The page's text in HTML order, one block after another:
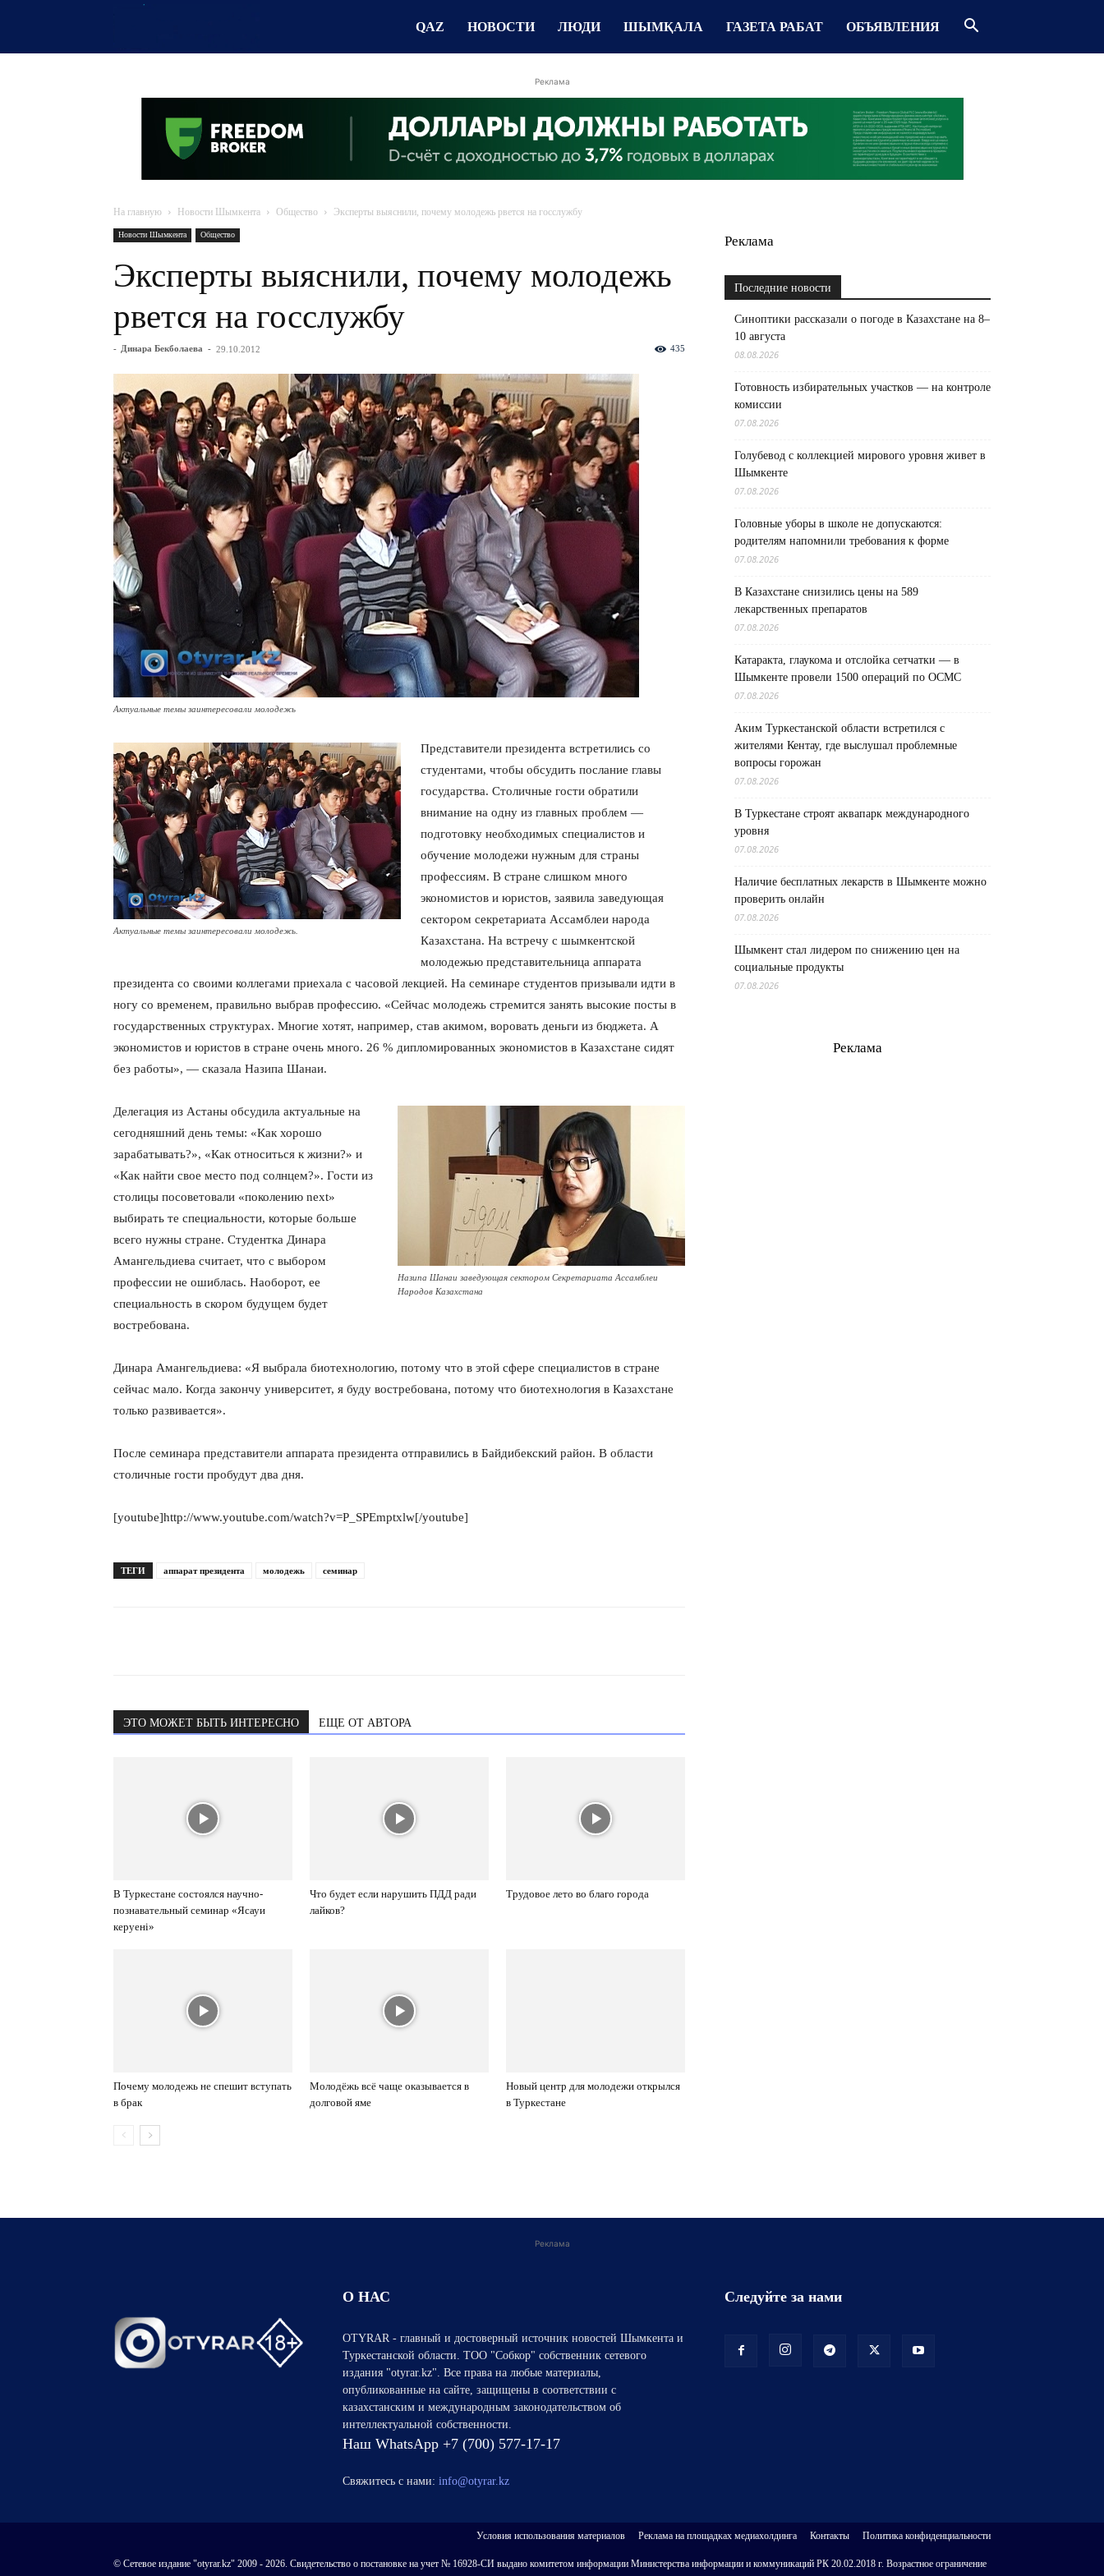
QAZ НОВОСТИ ЛЮДИ ШЫМҚАЛА ГАЗЕТА РАБАТ ОБЪЯВЛЕНИЯ
Реклама
На главную Новости Шымкента Общество Эксперты выяснили, почему молодежь рвется на госслужбу
Новости Шымкента Общество
Эксперты выяснили, почему молодежь
рвется на госслужбу
- Динара Бекболаева - 29.10.2012 435
Актуальные темы заинтересовали молодежь
Актуальные темы заинтересовали молодежь.
Представители президента встретились со
студентами, чтобы обсудить послание главы
государства. Столичные гости обратили
внимание на одну из главных проблем —
подготовку необходимых специалистов и
обучение молодежи нужным для страны
профессиям. В стране слишком много
экономистов и юристов, заявила заведующая
сектором секретариата Ассамблеи народа
Казахстана. На встречу с шымкентской
молодежью представительница аппарата
президента со своими коллегами приехала с часовой лекцией. На семинаре студентов призывали идти в
ногу со временем, правильно выбрав профессию. «Сейчас молодежь стремится занять высокие посты в
государственных структурах. Многие хотят, например, став акимом, воровать деньги из бюджета. А
экономистов и юристов в стране очень много. 26 % дипломированных экономистов в Казахстане сидят
без работы», — сказала Назипа Шанаи.
Назипа Шанаи заведующая сектором Секретариата Ассамблеи
Народов Казахстана
Делегация из Астаны обсудила актуальные на
сегодняшний день темы: «Как хорошо
зарабатывать?», «Как относиться к жизни?» и
«Как найти свое место под солнцем?». Гости из
столицы посоветовали «поколению next»
выбирать те специальности, которые больше
всего нужны стране. Студентка Динара
Амангельдиева считает, что с выбором
профессии не ошиблась. Наоборот, ее
специальность в скором будущем будет
востребована.
Динара Амангельдиева: «Я выбрала биотехнологию, потому что в этой сфере специалистов в стране
сейчас мало. Когда закончу университет, я буду востребована, потому что биотехнология в Казахстане
только развивается».
После семинара представители аппарата президента отправились в Байдибекский район. В области
столичные гости пробудут два дня.
[youtube]http://www.youtube.com/watch?v=P_SPEmptxlw[/youtube]
ТЕГИ аппарат президента молодежь семинар
ЭТО МОЖЕТ БЫТЬ ИНТЕРЕСНО ЕЩЕ ОТ АВТОРА
В Туркестане состоялся научно-
познавательный семинар «Ясауи
керуені»
Что будет если нарушить ПДД ради
лайков?
Трудовое лето во благо города
Почему молодежь не спешит вступать
в брак
Молодёжь всё чаще оказывается в
долговой яме
Новый центр для молодежи открылся
в Туркестане
Реклама
Последние новости
Синоптики рассказали о погоде в Казахстане на 8–
10 августа
08.08.2026
Готовность избирательных участков — на контроле
комиссии
07.08.2026
Голубевод с коллекцией мирового уровня живет в
Шымкенте
07.08.2026
Головные уборы в школе не допускаются:
родителям напомнили требования к форме
07.08.2026
В Казахстане снизились цены на 589
лекарственных препаратов
07.08.2026
Катаракта, глаукома и отслойка сетчатки — в
Шымкенте провели 1500 операций по ОСМС
07.08.2026
Аким Туркестанской области встретился с
жителями Кентау, где выслушал проблемные
вопросы горожан
07.08.2026
В Туркестане строят аквапарк международного
уровня
07.08.2026
Наличие бесплатных лекарств в Шымкенте можно
проверить онлайн
07.08.2026
Шымкент стал лидером по снижению цен на
социальные продукты
07.08.2026
Реклама
Реклама
О НАС
OTYRAR - главный и достоверный источник новостей Шымкента и
Туркестанской области. ТОО "Собкор" собственник сетевого
издания "otyrar.kz". Все права на любые материалы,
опубликованные на сайте, защищены в соответствии с
казахстанским и международным законодательством об
интеллектуальной собственности.
Наш WhatsApp +7 (700) 577-17-17
Свяжитесь с нами: info@otyrar.kz
Следуйте за нами
Условия использования материалов Реклама на площадках медиахолдинга Контакты Политика конфиденциальности
© Сетевое издание "otyrar.kz" 2009 - 2026. Свидетельство о постановке на учет № 16928-СИ выдано комитетом информации Министерства информации и коммуникаций РК 20.02.2018 г. Возрастное ограничение